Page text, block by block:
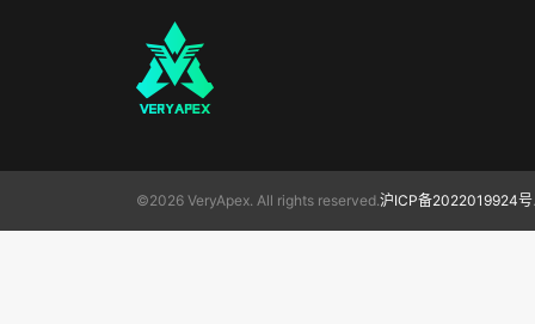
©2026 VeryApex. All rights reserved.沪ICP备2022019924号.